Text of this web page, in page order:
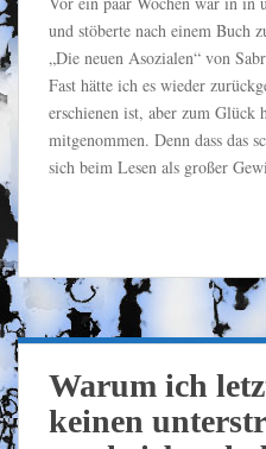
und stöberte nach einem Buch
„Die neuen Asozialen“ von
Fast hätte ich es wieder
erschienen ist, aber zum Glück
mitgenommen. Denn dass das
sich beim Lesen als großer
Warum ich
keinen